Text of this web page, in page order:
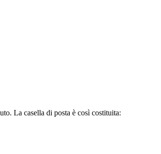
La casella di posta è così costituita: